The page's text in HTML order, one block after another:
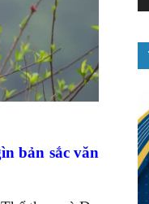
bản sắc văn